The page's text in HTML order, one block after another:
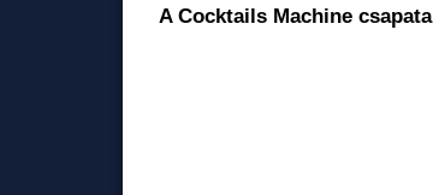
A Cocktails Machine csapata